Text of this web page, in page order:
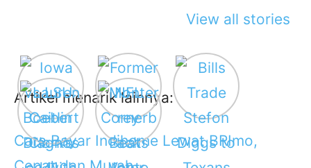
View all stories
Artikel menarik lainnya:
Cara Bayar Indihome Lewat BRImo,